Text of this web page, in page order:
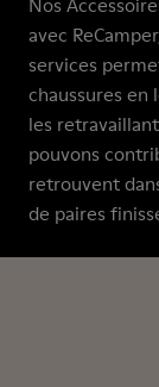
avec
services
chaussures en
les
pouvons
retrouvent
de paires